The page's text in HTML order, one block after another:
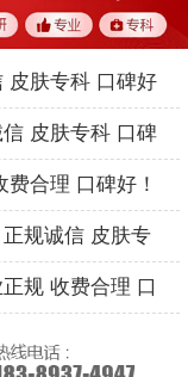
皮肤专科 口碑好
皮肤专科 口碑
合理 口碑好！
规诚信 皮肤专
规 收费合理 口